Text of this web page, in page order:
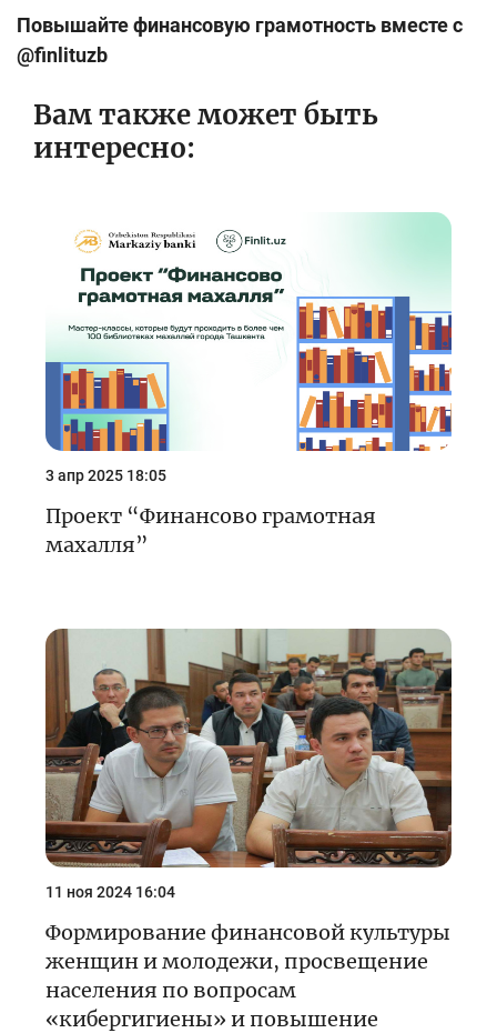
Повышайте финансовую грамотность вместе с
@finlituzb
Вам также может быть
интересно:
3 апр 2025 18:05
Проект “Финансово грамотная
махалля”
11 ноя 2024 16:04
Формирование финансовой культуры
женщин и молодежи, просвещение
населения по вопросам
«кибергигиены» и повышение